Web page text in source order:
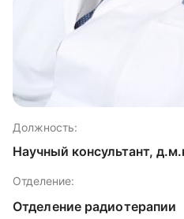
Должность:
Научный консультант,
Отделение:
Отделение радиотерапии